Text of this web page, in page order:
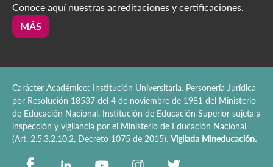
Conoce aquí nuestras acreditaciones y certificaciones.
MÁS
Carácter Académico: Institución Universitaria. Personería Jurídica
por Resolución 18537 del 4 de noviembre de 1981 del Ministerio
de Educación Nacional. Institución de Educación Superior sujeta a
inspección y vigilancia por el Ministerio de Educación Nacional
(Art. 2.5.3.2.10.2, Decreto 1075 de 2015). Vigilada Mineducación.